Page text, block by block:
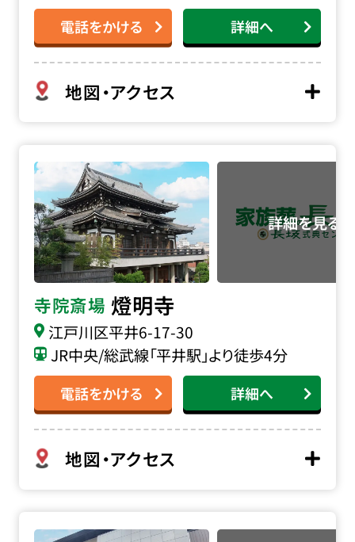
電話をかける 詳細へ
地図・アクセス
寺院斎場 燈明寺
江戸川区平井6-17-30
JR中央/総武線「平井駅」より徒歩4分
電話をかける 詳細へ
地図・アクセス
燈明寺の詳細へ